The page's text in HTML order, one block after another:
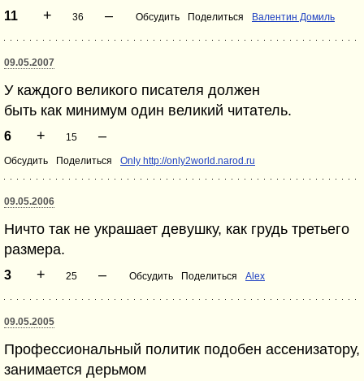
11 + 36 – Обсудить Поделиться Валентин Домиль
09.05.2007
У каждого великого писателя должен
быть как минимум один великий читатель.
6 + 15 –
Обсудить Поделиться Only http://only2world.narod.ru
09.05.2006
Ничто так не украшает девушку, как грудь третьего
размера.
3 + 25 – Обсудить Поделиться Alex
09.05.2005
Профессиональный политик подобен ассенизатору,
занимается дерьмом